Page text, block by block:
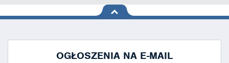
na górę
OGŁOSZENIA NA E-MAIL